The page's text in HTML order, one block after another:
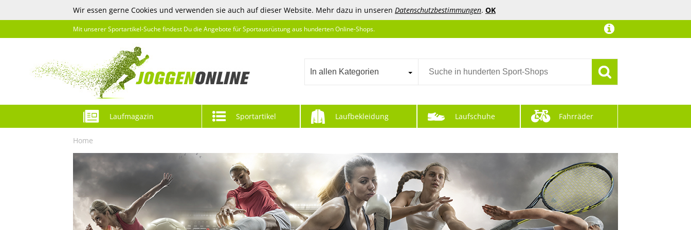
Wir essen gerne Cookies und verwenden sie auch auf dieser Website. Mehr dazu in unseren Datenschutzbestimmungen. OK
Mit unserer Sportartikel-Suche findest Du die Angebote für Sportausrüstung aus hunderten Online-Shops.
In allen Kategorien
Laufmagazin Sportartikel Laufbekleidung Laufschuhe Fahrräder
Home